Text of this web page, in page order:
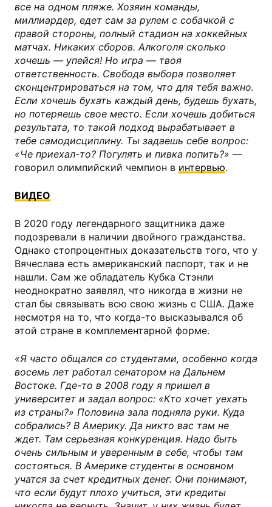
все на одном пляже. Хозяин команды,
миллиардер, едет сам за рулем с собачкой с
правой стороны, полный стадион на хоккейных
матчах. Никаких сборов. Алкоголя сколько
хочешь — упейся! Но игра — твоя
ответственность. Свобода выбора позволяет
сконцентрироваться на том, что для тебя важно.
Если хочешь бухать каждый день, будешь бухать,
но потеряешь свое место. Если хочешь добиться
результата, то такой подход вырабатывает в
тебе самодисциплину. Ты задаешь себе вопрос:
«Че приехал-то? Погулять и пивка попить?» —
говорил олимпийский чемпион в интервью.
ВИДЕО
В 2020 году легендарного защитника даже
подозревали в наличии двойного гражданства.
Однако стопроцентных доказательств того, что у
Вячеслава есть американский паспорт, так и не
нашли. Сам же обладатель Кубка Стэнли
неоднократно заявлял, что никогда в жизни не
стал бы связывать всю свою жизнь с США. Даже
несмотря на то, что когда-то высказывался об
этой стране в комплементарной форме.
«Я часто общался со студентами, особенно когда
восемь лет работал сенатором на Дальнем
Востоке. Где-то в 2008 году я пришел в
университет и задал вопрос: «Кто хочет уехать
из страны?» Половина зала подняла руки. Куда
собрались? В Америку. Да никто вас там не
ждет. Там серьезная конкуренция. Надо быть
очень сильным и уверенным в себе, чтобы там
состояться. В Америке студенты в основном
учатся за счет кредитных денег. Они понимают,
что если будут плохо учиться, эти кредиты